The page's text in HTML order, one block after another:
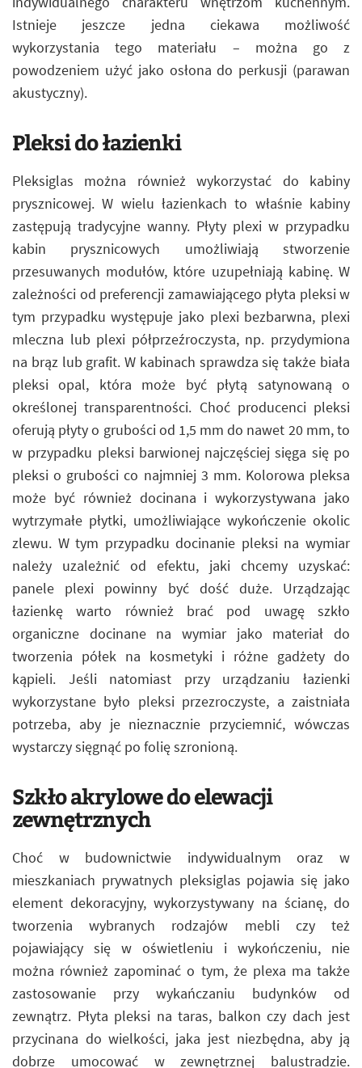
Istnieje jeszcze jedna ciekawa możliwość
wykorzystania tego materiału – można go z
powodzeniem użyć jako osłona do perkusji (parawan
akustyczny).
Pleksi do łazienki
Pleksiglas można również wykorzystać do kabiny
prysznicowej. W wielu łazienkach to właśnie kabiny
zastępują tradycyjne wanny. Płyty plexi w przypadku
kabin prysznicowych umożliwiają stworzenie
przesuwanych modułów, które uzupełniają kabinę. W
zależności od preferencji zamawiającego płyta pleksi w
tym przypadku występuje jako plexi bezbarwna, plexi
mleczna lub plexi półprzeźroczysta, np. przydymiona
na brąz lub grafit. W kabinach sprawdza się także biała
pleksi opal, która może być płytą satynowaną o
określonej transparentności. Choć producenci pleksi
oferują płyty o grubości od 1,5 mm do nawet 20 mm, to
w przypadku pleksi barwionej najczęściej sięga się po
pleksi o grubości co najmniej 3 mm. Kolorowa pleksa
może być również docinana i wykorzystywana jako
wytrzymałe płytki, umożliwiające wykończenie okolic
zlewu. W tym przypadku docinanie pleksi na wymiar
należy uzależnić od efektu, jaki chcemy uzyskać:
panele plexi powinny być dość duże. Urządzając
łazienkę warto również brać pod uwagę szkło
organiczne docinane na wymiar jako materiał do
tworzenia półek na kosmetyki i różne gadżety do
kąpieli. Jeśli natomiast przy urządzaniu łazienki
wykorzystane było pleksi przezroczyste, a zaistniała
potrzeba, aby je nieznacznie przyciemnić, wówczas
wystarczy sięgnąć po folię szronioną.
Szkło akrylowe do elewacji
zewnętrznych
Choć w budownictwie indywidualnym oraz w
mieszkaniach prywatnych pleksiglas pojawia się jako
element dekoracyjny, wykorzystywany na ścianę, do
tworzenia wybranych rodzajów mebli czy też
pojawiający się w oświetleniu i wykończeniu, nie
można również zapominać o tym, że plexa ma także
zastosowanie przy wykańczaniu budynków od
zewnątrz. Płyta pleksi na taras, balkon czy dach jest
przycinana do wielkości, jaka jest niezbędna, aby ją
dobrze umocować w zewnętrznej balustradzie.